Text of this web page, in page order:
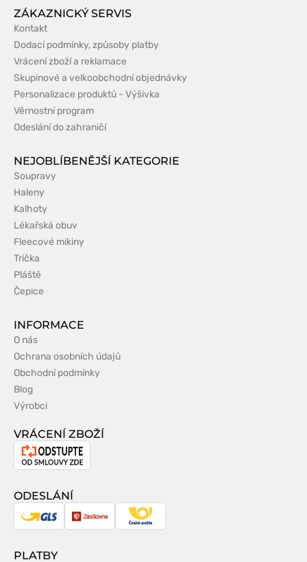
ZÁKAZNICKÝ SERVIS
Kontakt
Dodací podmínky, způsoby platby
Vrácení zboží a reklamace
Skupinové a velkoobchodní objednávky
Personalizace produktů - Výšivka
Věrnostní program
Odeslání do zahraničí
NEJOBLÍBENĚJŠÍ KATEGORIE
Soupravy
Haleny
Kalhoty
Lékařská obuv
Fleecové mikiny
Trička
Pláště
Čepice
INFORMACE
O nás
Ochrana osobních údajů
Obchodní podmínky
Blog
Výrobci
VRÁCENÍ ZBOŽÍ
Odstoupení
smlouvy
ODESLÁNÍ
GLS ZásilkovnaČeská
PLATBY